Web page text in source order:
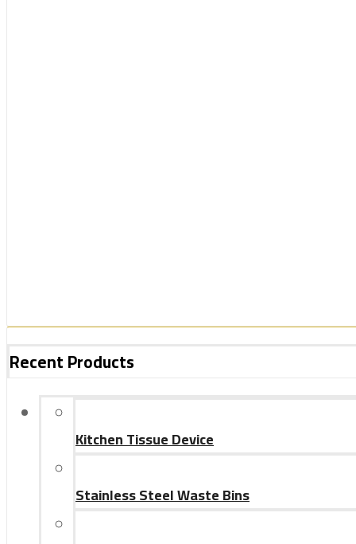
Recent Products
Kitchen Tissue Device
Stainless Steel Waste Bins